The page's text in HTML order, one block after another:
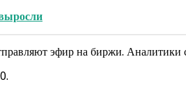
эфир на биржи.